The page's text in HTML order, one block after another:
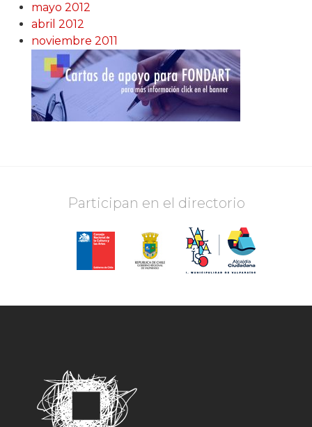
mayo 2012
abril 2012
noviembre 2011
Participan en el directorio